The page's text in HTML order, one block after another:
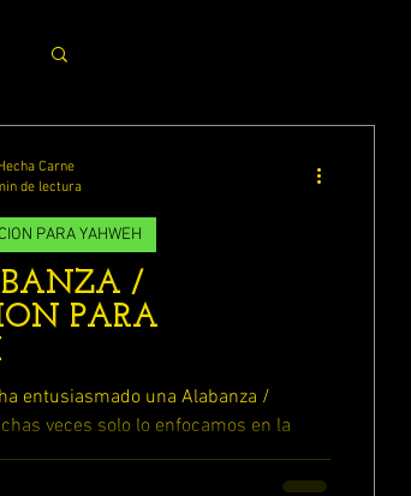
/
PARA
entusiasmado una Alabanza /
veces solo lo enfocamos en la
es más...
PARA YAHWEH
Carne
de lectura